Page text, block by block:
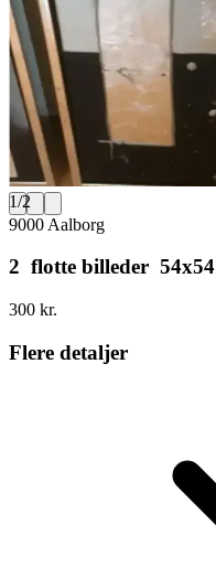
1/2
9000 Aalborg
2 flotte billeder 54x54
300 kr.
Flere detaljer